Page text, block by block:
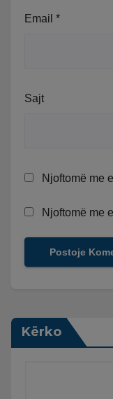
Email *
Sajt
Njoftomë me
Njoftomë me
Kërko